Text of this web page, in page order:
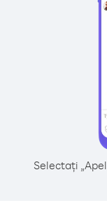
Selectați